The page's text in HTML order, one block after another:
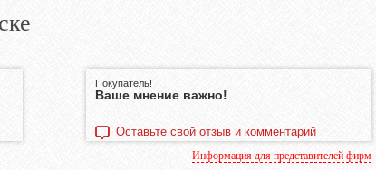
Покупатель!
Ваше мнение важно!
Оставьте свой отзыв и комментарий
Информация для представителей фирм